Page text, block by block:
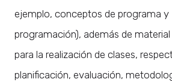
ejemplo, conceptos de programa y
programación), además de
para la realización de clases,
planificación, evaluación,